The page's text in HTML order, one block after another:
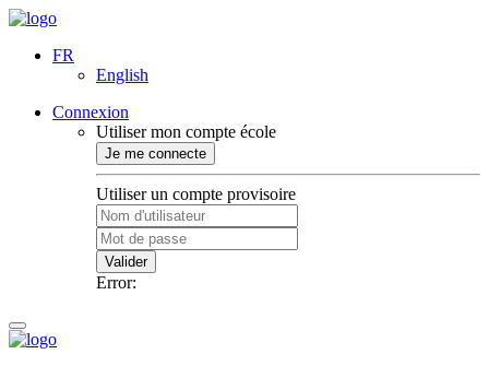
FR
English
Connexion
Utiliser mon compte école
Je me connecte
Utiliser un compte provisoire
Valider
Error: